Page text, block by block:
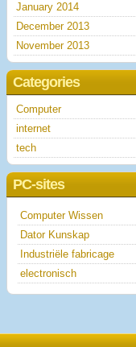
January 2014
December 2013
November 2013
Categories
Computer
internet
tech
PC-sites
Computer Wissen
Dator Kunskap
Industriële fabricage
electronisch